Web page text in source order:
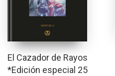
El Cazador de Rayos
*Edición especial 25